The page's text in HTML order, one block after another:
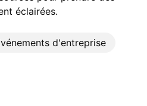
éclairées.
d'entreprise